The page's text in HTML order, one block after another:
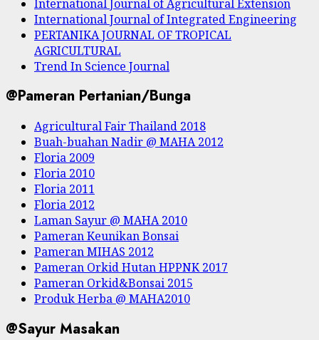
International Journal of Agricultural Extension
International Journal of Integrated Engineering
PERTANIKA JOURNAL OF TROPICAL
AGRICULTURAL
Trend In Science Journal
@Pameran Pertanian/Bunga
Agricultural Fair Thailand 2018
Buah-buahan Nadir @ MAHA 2012
Floria 2009
Floria 2010
Floria 2011
Floria 2012
Laman Sayur @ MAHA 2010
Pameran Keunikan Bonsai
Pameran MIHAS 2012
Pameran Orkid Hutan HPPNK 2017
Pameran Orkid&Bonsai 2015
Produk Herba @ MAHA2010
@Sayur Masakan